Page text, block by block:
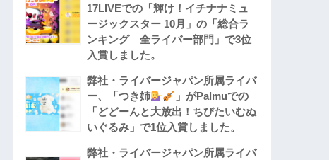
17LIVEでの「輝け！イチナナミュ
ージックスター 10月」の「総合ラ
ンキング 全ライバー部門」で3位
入賞しました。
弊社・ライバージャパン所属ライバ
ー、「つき姉
」がPalmuでの
「どどーんと大放出！ちびたいむぬ
いぐるみ」で1位入賞しました。
弊社・ライバージャパン所属ライバ